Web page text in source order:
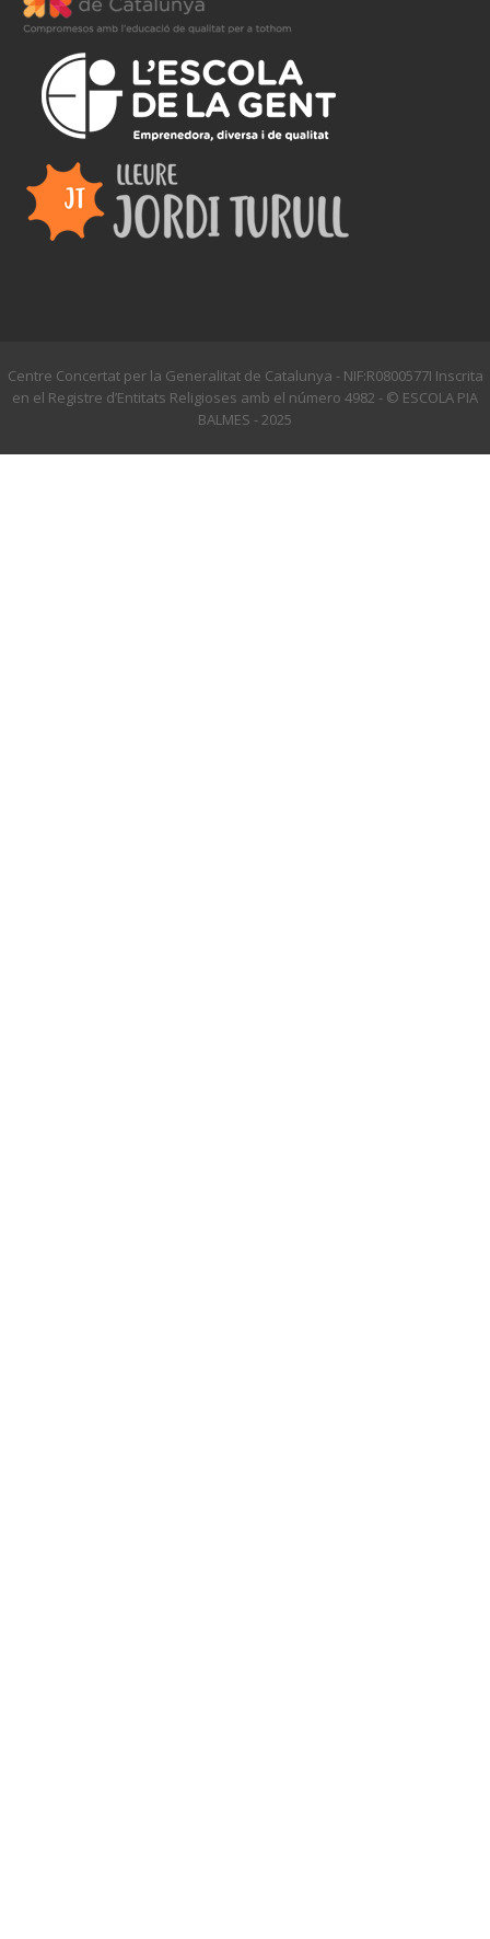
Centre Concertat per la Generalitat de Catalunya - NIF:R0800577I Inscrita
en el Registre d’Entitats Religioses amb el número 4982 - © ESCOLA PIA
BALMES - 2025